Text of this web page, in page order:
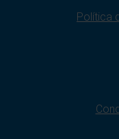
Política